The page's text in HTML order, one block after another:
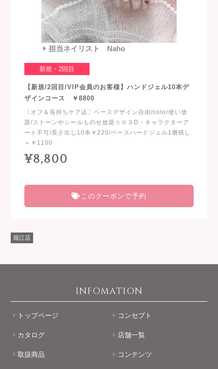
担当ネイリスト Naho
新規・2回目
【新規/2回目/VIP会員のお客様】ハンドジェル10本デ
ザインコース ￥8800
〔オフ＆長持ちケア込〕ベースデザイン自由/color使い放
題/ストーンやシールものせ放題☆※３D・キャラクターア
ート不可/長さ出し10本￥220/ベースハードジェル1層残し
＋￥1100
¥8,800
このクーポンで予約
堀江店
INFOMATION
トップページ コンセプト
カタログ 店舗一覧
取扱商品 コンテンツ